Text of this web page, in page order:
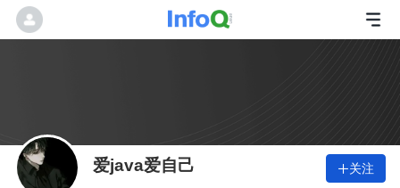
爱java爱自己 关注